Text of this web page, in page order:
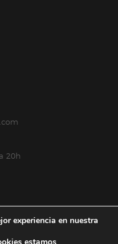
20h
experiencia en nuestra